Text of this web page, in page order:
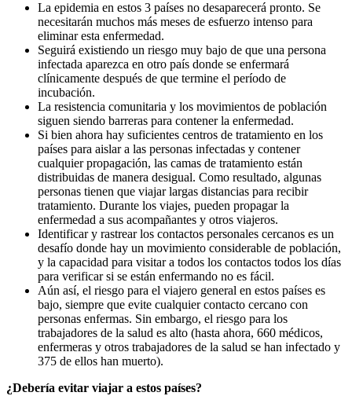
La epidemia en estos 3 países no desaparecerá pronto. Se
necesitarán muchos más meses de esfuerzo intenso para
eliminar esta enfermedad.
Seguirá existiendo un riesgo muy bajo de que una persona
infectada aparezca en otro país donde se enfermará
clínicamente después de que termine el período de
incubación.
La resistencia comunitaria y los movimientos de población
siguen siendo barreras para contener la enfermedad.
Si bien ahora hay suficientes centros de tratamiento en los
países para aislar a las personas infectadas y contener
cualquier propagación, las camas de tratamiento están
distribuidas de manera desigual. Como resultado, algunas
personas tienen que viajar largas distancias para recibir
tratamiento. Durante los viajes, pueden propagar la
enfermedad a sus acompañantes y otros viajeros.
Identificar y rastrear los contactos personales cercanos es un
desafío donde hay un movimiento considerable de población,
y la capacidad para visitar a todos los contactos todos los días
para verificar si se están enfermando no es fácil.
Aún así, el riesgo para el viajero general en estos países es
bajo, siempre que evite cualquier contacto cercano con
personas enfermas. Sin embargo, el riesgo para los
trabajadores de la salud es alto (hasta ahora, 660 médicos,
enfermeras y otros trabajadores de la salud se han infectado y
375 de ellos han muerto).
¿Debería evitar viajar a estos países?